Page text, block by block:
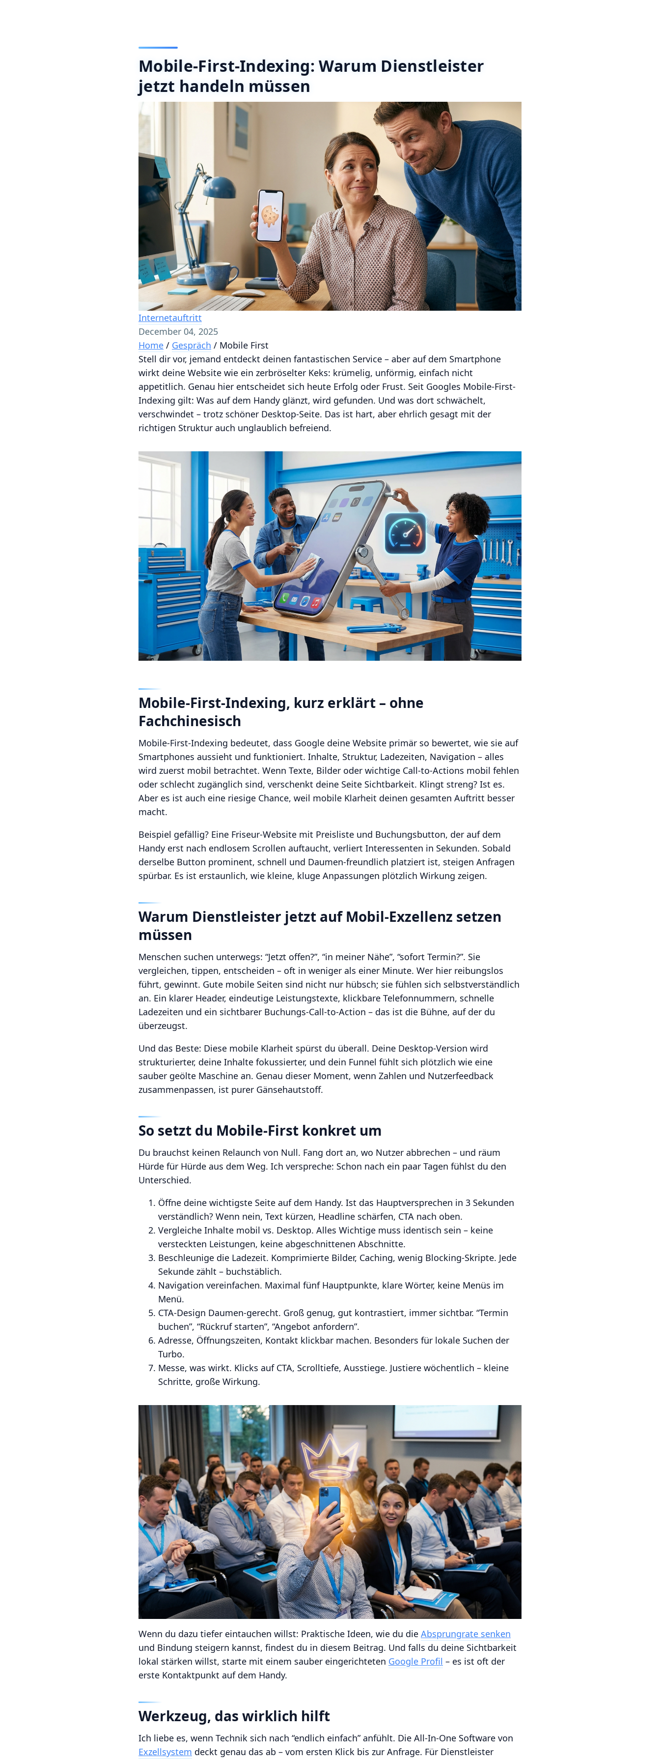
Mobile-First-Indexing: Warum Dienstleister
jetzt handeln müssen
Internetauftritt
December 04, 2025
Home / Gespräch / Mobile First
Stell dir vor, jemand entdeckt deinen fantastischen Service – aber auf dem Smartphone
wirkt deine Website wie ein zerbröselter Keks: krümelig, unförmig, einfach nicht
appetitlich. Genau hier entscheidet sich heute Erfolg oder Frust. Seit Googles Mobile-First-
Indexing gilt: Was auf dem Handy glänzt, wird gefunden. Und was dort schwächelt,
verschwindet – trotz schöner Desktop-Seite. Das ist hart, aber ehrlich gesagt mit der
richtigen Struktur auch unglaublich befreiend.
Mobile-First-Indexing, kurz erklärt – ohne
Fachchinesisch
Mobile-First-Indexing bedeutet, dass Google deine Website primär so bewertet, wie sie auf
Smartphones aussieht und funktioniert. Inhalte, Struktur, Ladezeiten, Navigation – alles
wird zuerst mobil betrachtet. Wenn Texte, Bilder oder wichtige Call-to-Actions mobil fehlen
oder schlecht zugänglich sind, verschenkt deine Seite Sichtbarkeit. Klingt streng? Ist es.
Aber es ist auch eine riesige Chance, weil mobile Klarheit deinen gesamten Auftritt besser
macht.
Beispiel gefällig? Eine Friseur-Website mit Preisliste und Buchungsbutton, der auf dem
Handy erst nach endlosem Scrollen auftaucht, verliert Interessenten in Sekunden. Sobald
derselbe Button prominent, schnell und Daumen-freundlich platziert ist, steigen Anfragen
spürbar. Es ist erstaunlich, wie kleine, kluge Anpassungen plötzlich Wirkung zeigen.
Warum Dienstleister jetzt auf Mobil-Exzellenz setzen
müssen
Menschen suchen unterwegs: “Jetzt offen?”, “in meiner Nähe”, “sofort Termin?”. Sie
vergleichen, tippen, entscheiden – oft in weniger als einer Minute. Wer hier reibungslos
führt, gewinnt. Gute mobile Seiten sind nicht nur hübsch; sie fühlen sich selbstverständlich
an. Ein klarer Header, eindeutige Leistungstexte, klickbare Telefonnummern, schnelle
Ladezeiten und ein sichtbarer Buchungs-Call-to-Action – das ist die Bühne, auf der du
überzeugst.
Und das Beste: Diese mobile Klarheit spürst du überall. Deine Desktop-Version wird
strukturierter, deine Inhalte fokussierter, und dein Funnel fühlt sich plötzlich wie eine
sauber geölte Maschine an. Genau dieser Moment, wenn Zahlen und Nutzerfeedback
zusammenpassen, ist purer Gänsehautstoff.
So setzt du Mobile-First konkret um
Du brauchst keinen Relaunch von Null. Fang dort an, wo Nutzer abbrechen – und räum
Hürde für Hürde aus dem Weg. Ich verspreche: Schon nach ein paar Tagen fühlst du den
Unterschied.
Öffne deine wichtigste Seite auf dem Handy. Ist das Hauptversprechen in 3 Sekunden
verständlich? Wenn nein, Text kürzen, Headline schärfen, CTA nach oben.
Vergleiche Inhalte mobil vs. Desktop. Alles Wichtige muss identisch sein – keine
versteckten Leistungen, keine abgeschnittenen Abschnitte.
Beschleunige die Ladezeit. Komprimierte Bilder, Caching, wenig Blocking-Skripte. Jede
Sekunde zählt – buchstäblich.
Navigation vereinfachen. Maximal fünf Hauptpunkte, klare Wörter, keine Menüs im
Menü.
CTA-Design Daumen-gerecht. Groß genug, gut kontrastiert, immer sichtbar. “Termin
buchen”, “Rückruf starten”, “Angebot anfordern”.
Adresse, Öffnungszeiten, Kontakt klickbar machen. Besonders für lokale Suchen der
Turbo.
Messe, was wirkt. Klicks auf CTA, Scrolltiefe, Ausstiege. Justiere wöchentlich – kleine
Schritte, große Wirkung.
Wenn du dazu tiefer eintauchen willst: Praktische Ideen, wie du die Absprungrate senken
und Bindung steigern kannst, findest du in diesem Beitrag. Und falls du deine Sichtbarkeit
lokal stärken willst, starte mit einem sauber eingerichteten Google Profil – es ist oft der
erste Kontaktpunkt auf dem Handy.
Werkzeug, das wirklich hilft
Ich liebe es, wenn Technik sich nach “endlich einfach” anfühlt. Die All-In-One Software von
Exzellsystem deckt genau das ab – vom ersten Klick bis zur Anfrage. Für Dienstleister